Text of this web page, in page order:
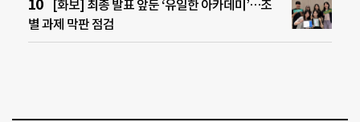
[화보] 최종 발표 앞둔 ‘유일한 아카데미’…조
별 과제 막판 점검